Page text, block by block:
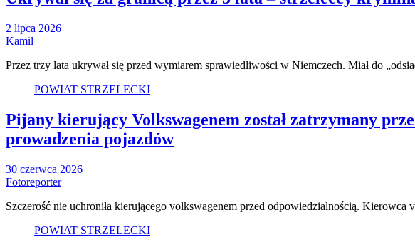
2 lipca 2026
Kamil
Przez trzy lata ukrywał się przed wymiarem sprawiedliwości w Niemczech. Miał do
POWIAT STRZELECKI
Pijany kierujący Volkswagenem został zatrzymany
prowadzenia pojazdów
30 czerwca 2026
Fotoreporter
Szczerość nie uchroniła kierującego volkswagenem przed odpowiedzialnością.
POWIAT STRZELECKI